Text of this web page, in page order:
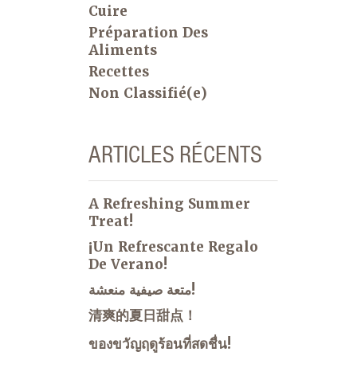
Cuire
Préparation Des
Aliments
Recettes
Non Classifié(e)
ARTICLES RÉCENTS
A Refreshing Summer
Treat!
¡Un Refrescante Regalo
De Verano!
متعة صيفية منعشة!
清爽的夏日甜点！
ของขวัญฤดูร้อนที่สดชื่น!